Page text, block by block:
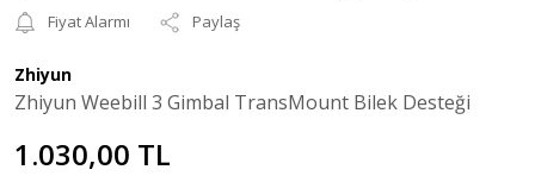
Fiyat Alarmı
Paylaş
Zhiyun
Zhiyun Weebill 3 Gimbal TransMount Bilek Desteği
1.030,00 TL